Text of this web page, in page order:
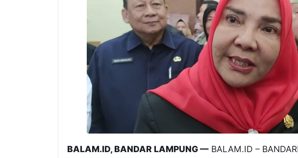
BALAM.ID, BANDAR LAMPUNG — BALAM.ID –